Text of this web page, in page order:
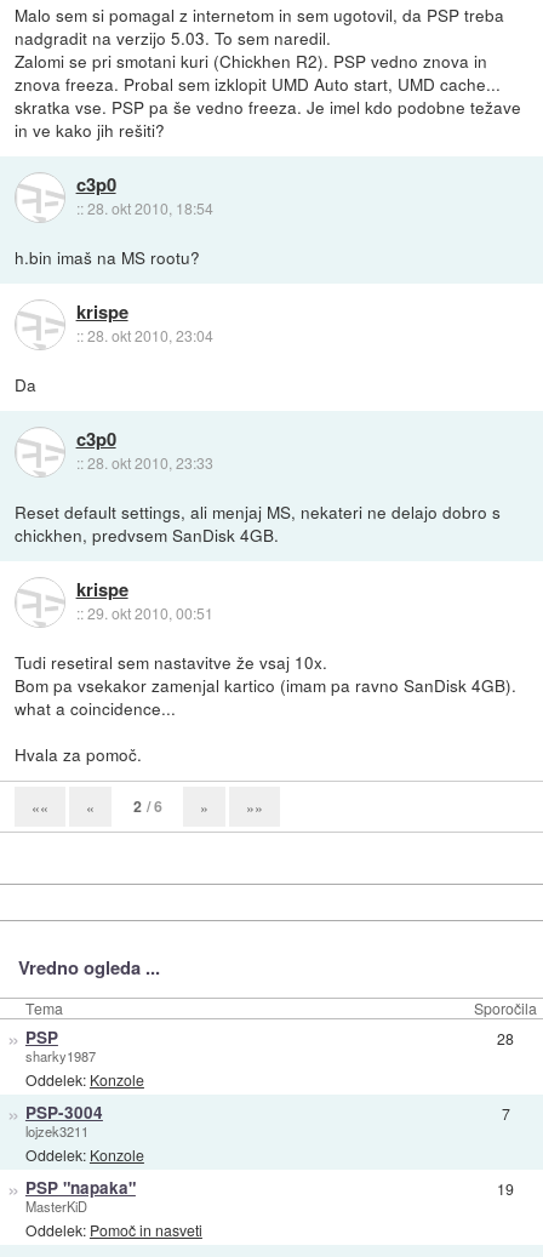
Malo sem si pomagal z internetom in sem ugotovil, da PSP treba
nadgradit na verzijo 5.03. To sem naredil.
Zalomi se pri smotani kuri (Chickhen R2). PSP vedno znova in
znova freeza. Probal sem izklopit UMD Auto start, UMD cache...
skratka vse. PSP pa še vedno freeza. Je imel kdo podobne težave
in ve kako jih rešiti?
c3p0
::28. okt 2010, 18:54
h.bin imaš na MS rootu?
krispe
::28. okt 2010, 23:04
Da
c3p0
::28. okt 2010, 23:33
Reset default settings, ali menjaj MS, nekateri ne delajo dobro s
chickhen, predvsem SanDisk 4GB.
krispe
::29. okt 2010, 00:51
Tudi resetiral sem nastavitve že vsaj 10x.
Bom pa vsekakor zamenjal kartico (imam pa ravno SanDisk 4GB).
what a coincidence...
Hvala za pomoč.
«« « 2 / 6 » »»
Vredno ogleda ...
Tema Sporočila
» PSP
sharky1987
Oddelek: Konzole
28
» PSP-3004
lojzek3211
Oddelek: Konzole
7
» PSP "napaka"
MasterKiD
Oddelek: Pomoč in nasveti
19